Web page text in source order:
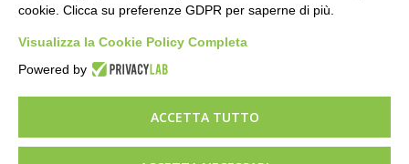
Modifica preferenze Cookie
TEMA WORDPRESS GRATUITO|ACCESSPRESS LITE
cookie. Clicca su preferenze GDPR per saperne di più.
Visualizza la Cookie Policy Completa
Powered by
ACCETTA TUTTO